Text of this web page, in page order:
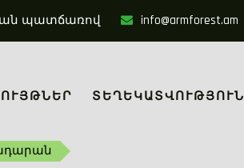
պատճառով info@armforest.am
ՏԵՂԵԿԱՏՎՈՒԹՅՈՒՆ